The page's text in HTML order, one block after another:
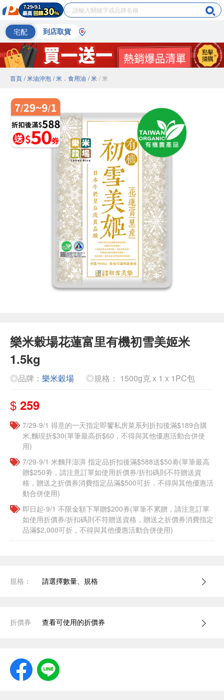
宅配 到店取貨
首頁 / 米油沖泡 / 米．食用油 / 米 / 米
樂米穀場花蓮富里有機初雪美姬米
1.5kg
◎品牌： 樂米穀場 ◎規格： 1500g克 x 1 x 1PC包
$ 259
7/29-9/1 得意的一天指定即饗私房菜系列折扣後滿$189合購
米,麵現折$30(單筆最高折$60，不得與其他優惠活動合併使
用)
7/29-9/1 米麵拜澎湃 指定品折扣後滿$588送$50劵(單筆最高
贈$250劵，請注意訂單如使用折價券/折扣碼則不符贈送資
格，贈送之折價券消費指定品滿$500可折，不得與其他優惠活
動合併使用)
即日起-9/1 不限金額下單贈$200券(單筆不累贈，請注意訂單
如使用折價券/折扣碼則不符贈送資格，贈送之折價券消費指定
品滿$2,000可折，不得與其他優惠活動合併使用)
規格： 請選擇數量、規格
折價券 查看可使用的折價券